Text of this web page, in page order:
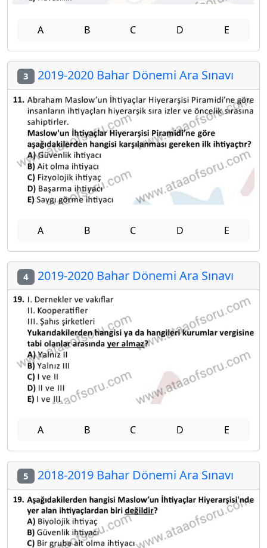
A B C D E
3 2019-2020 Bahar Dönemi Ara Sınavı
A B C D E
4 2019-2020 Bahar Dönemi Ara Sınavı
A B C D E
5 2018-2019 Bahar Dönemi Ara Sınavı